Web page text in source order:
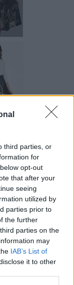
third parties, or
for
opt-out
that after your
seeing
utilized by
parties prior to
the further
parties on the
may
IAB’s List of
it to other
momentálne
labutí Vás
je